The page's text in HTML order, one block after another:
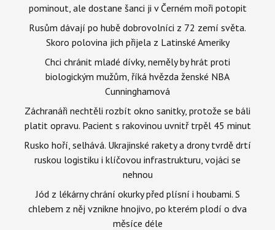
pominout, ale dostane šanci ji v Černém moři potopit
Rusům dávají po hubě dobrovolníci z 72 zemí světa.
Skoro polovina jich přijela z Latinské Ameriky
Chci chránit mladé dívky, neměly by hrát proti
biologickým mužům, říká hvězda ženské NBA
Cunninghamová
Záchranáři nechtěli rozbít okno sanitky, protože se báli
platit opravu. Pacient s rakovinou uvnitř trpěl 45 minut
Rusko hoří, selhává. Ukrajinské rakety a drony tvrdě drtí
ruskou logistiku i klíčovou infrastrukturu, vojáci se
nehnou
Jód z lékárny chrání okurky před plísní i houbami. S
chlebem z něj vznikne hnojivo, po kterém plodí o dva
měsíce déle